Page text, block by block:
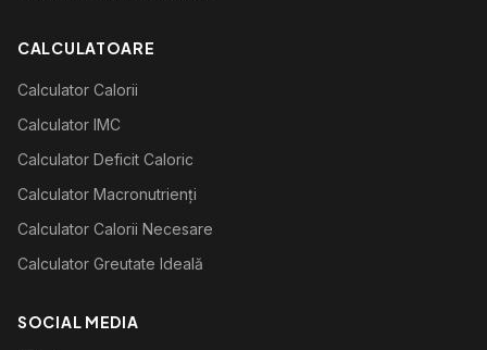
CALCULATOARE
Calculator Calorii
Calculator IMC
Calculator Deficit Caloric
Calculator Macronutrienți
Calculator Calorii Necesare
Calculator Greutate Ideală
SOCIAL MEDIA